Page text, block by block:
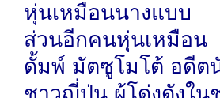
หุ่นเหมือนนางแบบ
ส่วนอีกคนหุ่นเหมือน
ดั้มพ์ มัตซูโมโต้ อดีต